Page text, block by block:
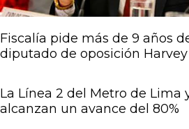
Fiscalía pide más de 9 años
diputado de oposición
La Línea 2 del Metro de Lima
alcanzan un avance del 80%